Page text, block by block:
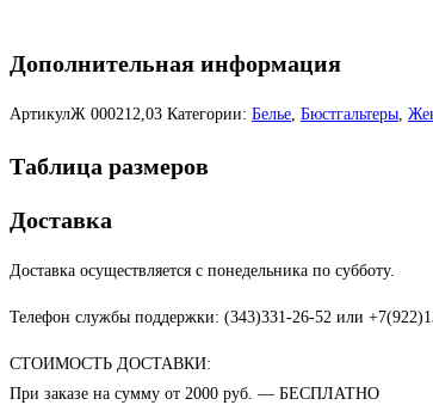
Дополнительная информация
АртикулЖ 000212,03 Категории: Белье, Бюстгальтеры,
Таблица размеров
Доставка
Доставка осуществляется с понедельника по субботу.
Телефон службы поддержки: (343)331-26-52 или
СТОИМОСТЬ ДОСТАВКИ:
При заказе на сумму от 2000 руб. — БЕСПЛАТНО